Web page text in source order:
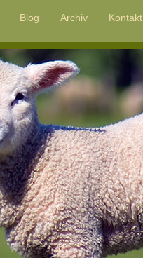
Blog Archiv Kontakt